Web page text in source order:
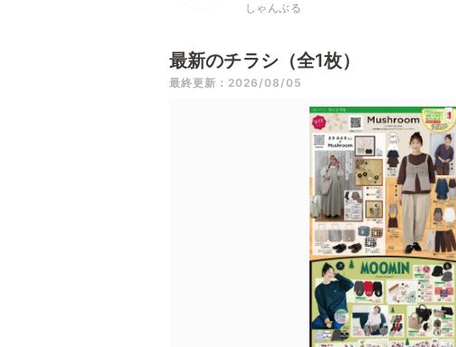
しゃんぶる
最新のチラシ（全1枚）
最終更新：2026/08/05